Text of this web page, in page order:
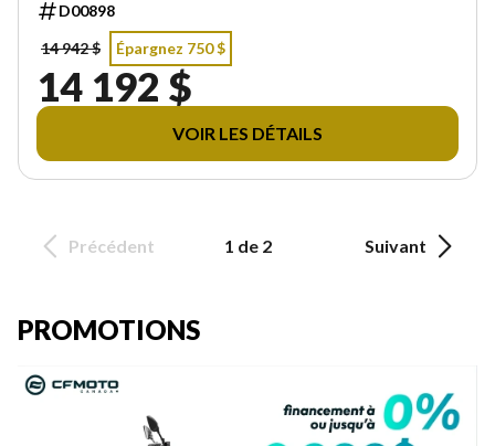
D00898
14 942 $
Épargnez 750 $
14 192 $
VOIR LES DÉTAILS
Précédent 1 de 2 Suivant
PROMOTIONS